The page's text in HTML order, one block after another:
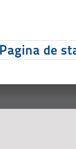
Pagina de